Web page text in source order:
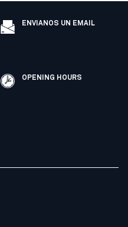
ENVIANOS UN EMAIL
OPENING HOURS